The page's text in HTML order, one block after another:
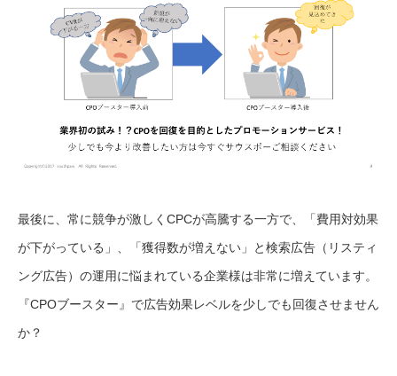
最後に、常に競争が激しくCPCが高騰する一方で、「費用対効果
が下がっている」、「獲得数が増えない」と検索広告（リスティ
ング広告）の運用に悩まれている企業様は非常に増えています。
『CPOブースター』で広告効果レベルを少しでも回復させません
か？